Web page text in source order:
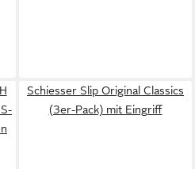
Schiesser Slip Original Classics
(3er-Pack) mit Eingriff